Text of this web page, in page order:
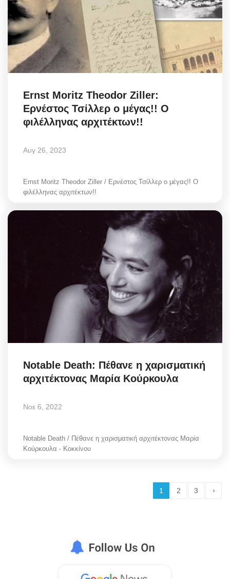
Ernst Moritz Theodor Ziller:
Ερνέστος Τσίλλερ ο μέγας!! Ο
φιλέλληνας αρχιτέκτων!!
Αυγ 26, 2023
Ernst Moritz Theodor Ziller / Ερνέστος Τσίλλερ ο μέγας!! Ο
φιλέλληνας αρχιτέκτων!!
Notable Death: Πέθανε η χαρισματική
αρχιτέκτονας Μαρία Κούρκουλα
Νοε 6, 2022
Notable Death / Πέθανε η χαρισματική αρχιτέκτονας Μαρία
Κούρκουλα - Κοκκίνου
1 2 3 ›